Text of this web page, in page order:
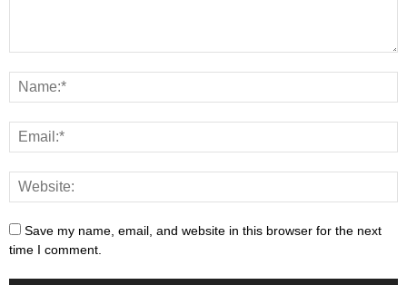
Save my name, email, and website in this browser for the next
time I comment.